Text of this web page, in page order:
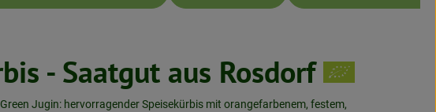
- Saatgut aus Rosdorf
Jugin: hervorragender Speisekürbis mit orangefarbenem, festem,
hinzufügen